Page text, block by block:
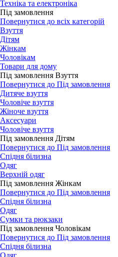
Техніка та електроніка
Під замовлення
Повернутися до всіх категорій
Взуття
Дітям
Жінкам
Чоловікам
Товари для дому
Під замовлення Взуття
Повернутися до Під замовлення
Дитяче взуття
Чоловіче взуття
Жіноче взуття
Аксесуари
Чоловіче взуття
Під замовлення Дітям
Повернутися до Під замовлення
Спідня білизна
Одяг
Верхній одяг
Під замовлення Жінкам
Повернутися до Під замовлення
Спідня білизна
Одяг
Сумки та рюкзаки
Під замовлення Чоловікам
Повернутися до Під замовлення
Спідня білизна
Одяг